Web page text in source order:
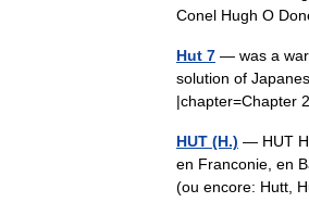
Conel Hugh O
Hut 7 — was a
solution of
HUT (H.) — HUT
en Franconie, en
(ou encore: Hutt,